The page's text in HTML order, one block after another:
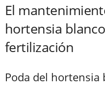
El
hortensia
fertilización
Poda del hortensia